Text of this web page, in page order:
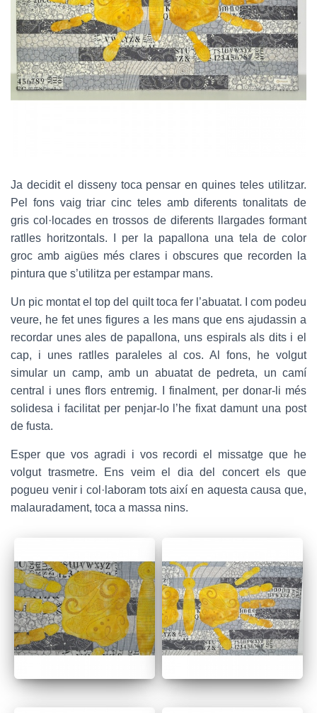
Ja decidit el disseny toca pensar en quines teles utilitzar.
Pel fons vaig triar cinc teles amb diferents tonalitats de
gris col·locades en trossos de diferents llargades formant
ratlles horitzontals. I per la papallona una tela de color
groc amb aigües més clares i obscures que recorden la
pintura que s’utilitza per estampar mans.
Un pic montat el top del quilt toca fer l’abuatat. I com podeu
veure, he fet unes figures a les mans que ens ajudassin a
recordar unes ales de papallona, uns espirals als dits i el
cap, i unes ratlles paraleles al cos. Al fons, he volgut
simular un camp, amb un abuatat de pedreta, un camí
central i unes flors entremig. I finalment, per donar-li més
solidesa i facilitat per penjar-lo l’he fixat damunt una post
de fusta.
Esper que vos agradi i vos recordi el missatge que he
volgut trasmetre. Ens veim el dia del concert els que
pogueu venir i col·laboram tots així en aquesta causa que,
malauradament, toca a massa nins.